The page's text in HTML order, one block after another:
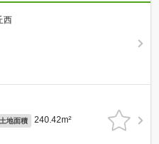
西
土地面積 240.42m²